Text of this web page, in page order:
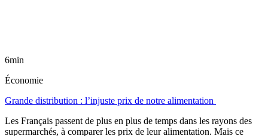
6min
Économie
Grande distribution : l’injuste prix de notre alimentation
Les Français passent de plus en plus de temps dans les rayons des
supermarchés, à comparer les prix de leur alimentation. Mais ce